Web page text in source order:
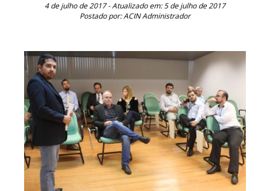
4 de julho de 2017 - Atualizado em: 5 de julho de 2017
Postado por: ACIN Administrador